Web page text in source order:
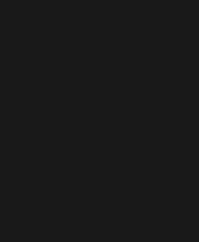
(abre en ventana nueva)
(abre en ventana nueva)
(abre en ventana nueva)
(abre en ventana nueva)
(abre en ventana nueva)